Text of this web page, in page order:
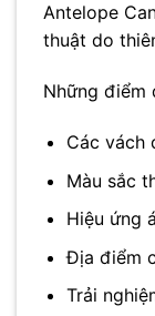
Antelope
thuật do
Những điểm
Các vách
Màu sắc
Hiệu ứng
Địa điểm
Trải